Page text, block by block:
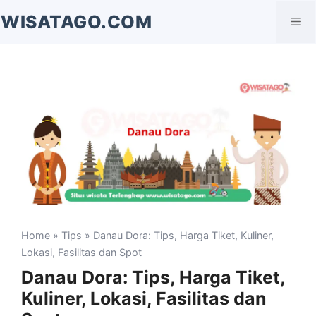
ke
WISATAGO.COM
Home » Tips » Danau Dora: Tips, Harga Tiket, Kuliner,
Lokasi, Fasilitas dan Spot
Danau Dora: Tips, Harga Tiket,
Kuliner, Lokasi, Fasilitas dan